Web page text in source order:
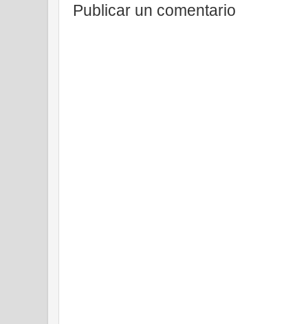
Publicar un comentario